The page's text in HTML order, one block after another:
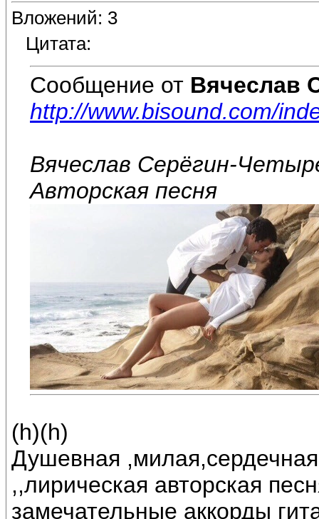
Вложений: 3
Цитата:
Сообщение от Вячеслав
http://www.bisound.com/
Вячеслав Серёгин-
Авторская песня
(h)(h)
Душевная
,,лирическая авторская
замечательные аккорды